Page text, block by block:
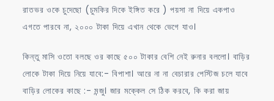
রাতভর ওকে চুদেছো (চুমকির দিকে ইঙ্গিত করে ) পয়সা না দিয়ে একপাও
এগতে পারবে না, ২০০০ টাকা দিয়ে এখান থেকে ভেগে যাও।
কিন্তু মাসি ওতো বলছে ওর কাছে ৫০০ টাকার বেশি নেই রুনার বললো। বাড়ির
লোকে টাকা দিয়ে নিয়ে যাবে:- বিপাশা। আরে না না বেচারার পেস্টিজ চলে যাবে
বাড়ির লোকের কাছে :- মন্জু। জার মক্কেল সে ঠিক করবে, কি করা জায়